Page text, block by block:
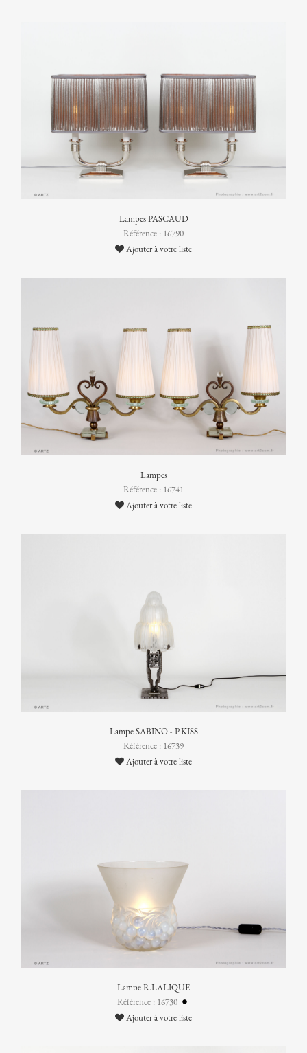
Lampes PASCAUD
Référence : 16790
Ajouter à votre liste
Lampes
Référence : 16741
Ajouter à votre liste
Lampe SABINO - P.KISS
Référence : 16739
Ajouter à votre liste
Lampe R.LALIQUE
Référence : 16730
Ajouter à votre liste